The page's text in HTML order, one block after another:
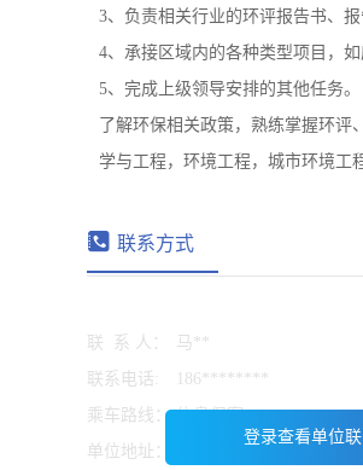
3、负责相关行业的环评报告书、报
4、承接区域内的各种类型项目，如
5、完成上级领导安排的其他任务。
了解环保相关政策，熟练掌握环评
联系方式
登录查看单位
联 系 人：
马**
联系电话:
186********
乘车路线： 信息保密
单位地址：